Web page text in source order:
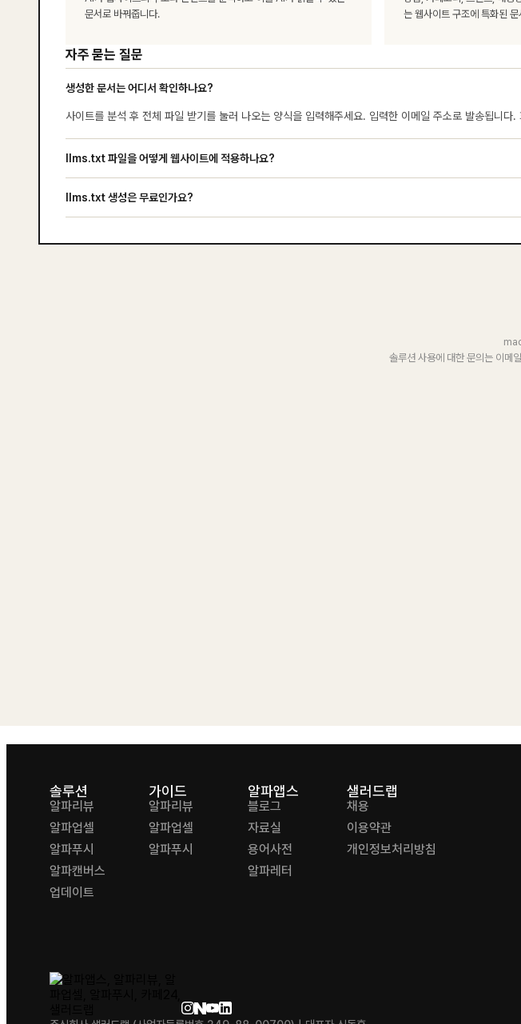
솔루션
알파리뷰
알파업셀
알파푸시
알파캔버스
업데이트
가이드
알파리뷰
알파업셀
알파푸시
알파앱스
블로그
자료실
용어사전
알파레터
샐러드랩
채용
이용약관
개인정보처리방침